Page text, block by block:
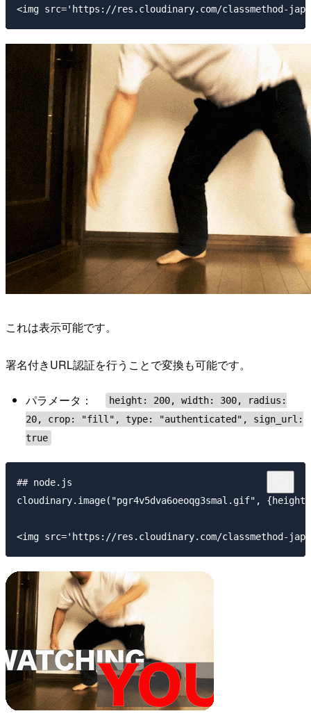
これは表示可能です。
署名付きURL認証を行うことで変換も可能です。
パラメータ：
height: 200, width: 300, radius:
20, crop: "fill", type: "authenticated", sign_url:
true
## node.js
cloudinary.image("pgr4v5dva6oeoqg3smal.gif",